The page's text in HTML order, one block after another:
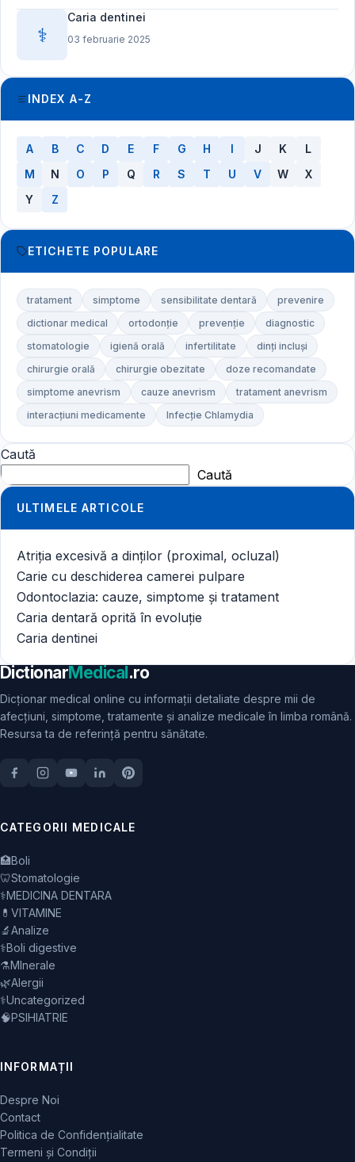
⚕️
Caria dentinei
03 februarie 2025
INDEX A-Z
A B C D E F G H I J K
L
M
N O P Q R S T U V W
X
Y
Z
ETICHETE POPULARE
tratament simptome sensibilitate dentară
prevenire
dictionar medical
ortodonție prevenție
diagnostic
stomatologie
igienă orală infertilitate
dinți incluși
chirurgie orală
chirurgie obezitate
doze recomandate
simptome anevrism
cauze anevrism
tratament anevrism
interacțiuni medicamente
Infecție Chlamydia
Caută
Caută
ULTIMELE ARTICOLE
Atriția excesivă a dinților (proximal, ocluzal)
Carie cu deschiderea camerei pulpare
Odontoclazia: cauze, simptome și tratament
Caria dentară oprită în evoluție
Caria dentinei
DictionarMedical.ro
Dicționar medical online cu informații detaliate despre mii de
afecțiuni, simptome, tratamente și analize medicale în limba română.
Resursa ta de referință pentru sănătate.
CATEGORII MEDICALE
🏥Boli
🦷Stomatologie
⚕️MEDICINA DENTARA
💊 VITAMINE
🔬Analize
⚕️Boli digestive
⚗️MInerale
🌿Alergii
⚕️Uncategorized
🧠PSIHIATRIE
INFORMAȚII
Despre Noi
Contact
Politica de Confidențialitate
Termeni și Condiții